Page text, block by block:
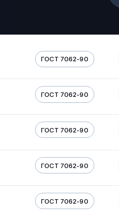
ГОСТ 7062-90
ГОСТ 7062-90
ГОСТ 7062-90
ГОСТ 7062-90
ГОСТ 7062-90